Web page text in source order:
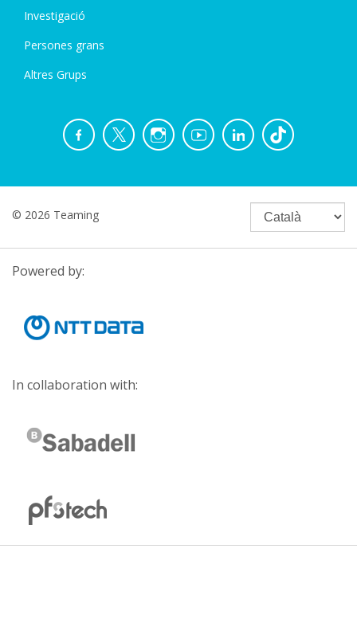
Investigació
Persones grans
Altres Grups
© 2026 Teaming
Powered by:
In collaboration with: